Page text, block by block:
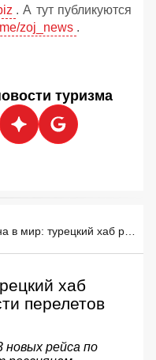
. А тут публикуются
zoj_news .
туризма
хаб
перелетов
новых рейса по